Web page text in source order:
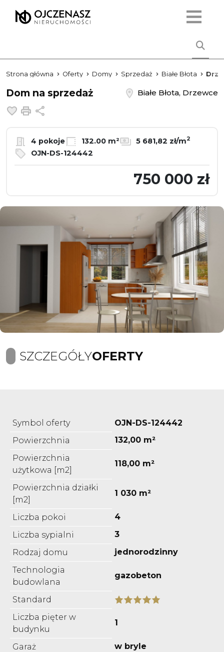
Strona główna Oferty Domy Sprzedaż Białe Błota
Dom na sprzedaż
Białe Błota, Drzewce
Dodaj do ulubionych
Drukuj
4 pokoje 132.00 m² 5 681,82 zł/m2
OJN-DS-124442
750 000 zł
SZCZEGÓŁYOFERTY
Symbol oferty
OJN-DS-124442
Powierzchnia
132,00 m²
Powierzchnia
użytkowa [m2]
118,00 m²
Powierzchnia działki
[m2]
1 030 m²
Liczba pokoi
4
Liczba sypialni
3
Rodzaj domu
jednorodzinny
Technologia
budowlana
gazobeton
Standard
Liczba pięter w
budynku
1
Garaż w bryle